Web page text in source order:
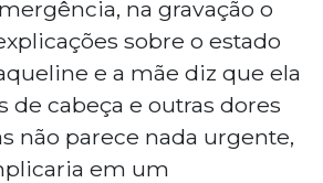
na gravação o
sobre o estado
e a mãe diz que ela
de cabeça e outras dores
não parece nada urgente,
em um